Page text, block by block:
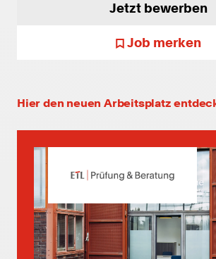
Jetzt bewerben
Job merken
Hier den neuen Arbeitsplatz